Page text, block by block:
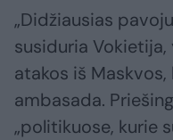
„Didžiausias
susiduria
atakos iš Maskvos,
ambasada.
„politikuose, kurie